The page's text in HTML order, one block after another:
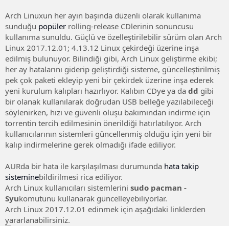
n
i
Arch Linuxun her ayın başında düzenli olarak kullanıma
sunduğu popüler rolling-release CDlerinin sonuncusu
kullanıma sunuldu. Güçlü ve özelleştirilebilir sürüm olan Arch
Linux 2017.12.01; 4.13.12 Linux çekirdeği üzerine inşa
edilmiş bulunuyor. Bilindiği gibi, Arch Linux geliştirme ekibi;
her ay hatalarını giderip geliştirdiği sisteme, güncelleştirilmiş
pek çok paketi ekleyip yeni bir çekirdek üzerine inşa ederek
yeni kurulum kalıpları hazırlıyor. Kalıbın CDye ya da  dd  gibi
bir olanak kullanılarak doğrudan USB belleğe yazılabileceği
söylenirken, hızı ve güvenli oluşu bakımından indirme için
torrentin tercih edilmesinin önerildiği hatırlatılıyor. Arch
kullanıcılarının sistemleri güncellenmiş olduğu için yeni bir
kalıp indirmelerine gerek olmadığı ifade ediliyor.
AURda bir hata ile karşılaşılması durumunda hata takip
sisteminebildirilmesi rica ediliyor.
Arch Linux kullanıcıları sistemlerini sudo pacman -
Syukomutunu kullanarak güncelleyebiliyorlar.
Arch Linux 2017.12.01 edinmek için aşağıdaki linklerden
yararlanabilirsiniz.